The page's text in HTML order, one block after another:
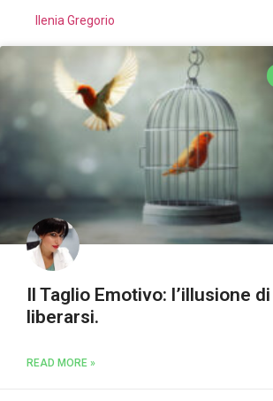
Ilenia Gregorio
Il Taglio Emotivo: l’illusione
liberarsi.
READ MORE »